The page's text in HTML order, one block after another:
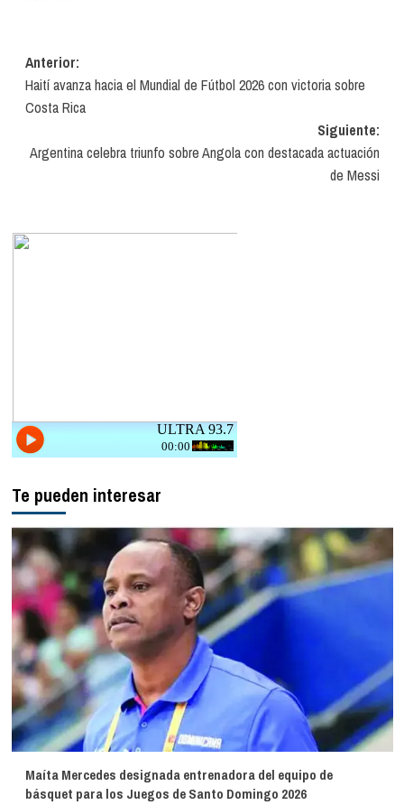
Navegación
de
entradas
Anterior:
Haití avanza hacia el Mundial de Fútbol 2026 con victoria sobre
Costa Rica
Siguiente:
Argentina celebra triunfo sobre Angola con destacada actuación
de Messi
Te pueden interesar
Maíta Mercedes designada entrenadora del equipo de
básquet para los Juegos de Santo Domingo 2026